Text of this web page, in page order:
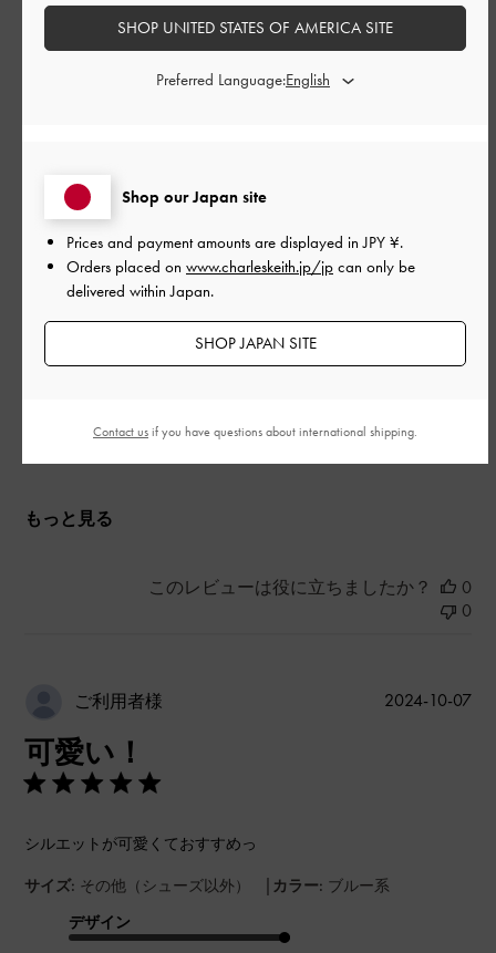
0
めっちゃキレイです😍
サイズ: その他（シューズ以外） |
デザイン
とてもよかった
もっと見る
このレビューは役に立ちましたか？
0
0
ご利用者様
可愛い！
シルエットが可愛くておすすめっ
サイズ: その他（シューズ以外） | カラー: ブルー系
デザイン
公
2024-10-07
Shop our Japan site
Prices and payment amounts are displayed inJPY ¥.
Orders placed on www.charleskeith.jp/jp can only be
delivered within Japan.
SHOP JAPAN SITE
SHOP UNITED STATES OF AMERICA SITE
Preferred Language:
Contact usif you have questions about international shipping.